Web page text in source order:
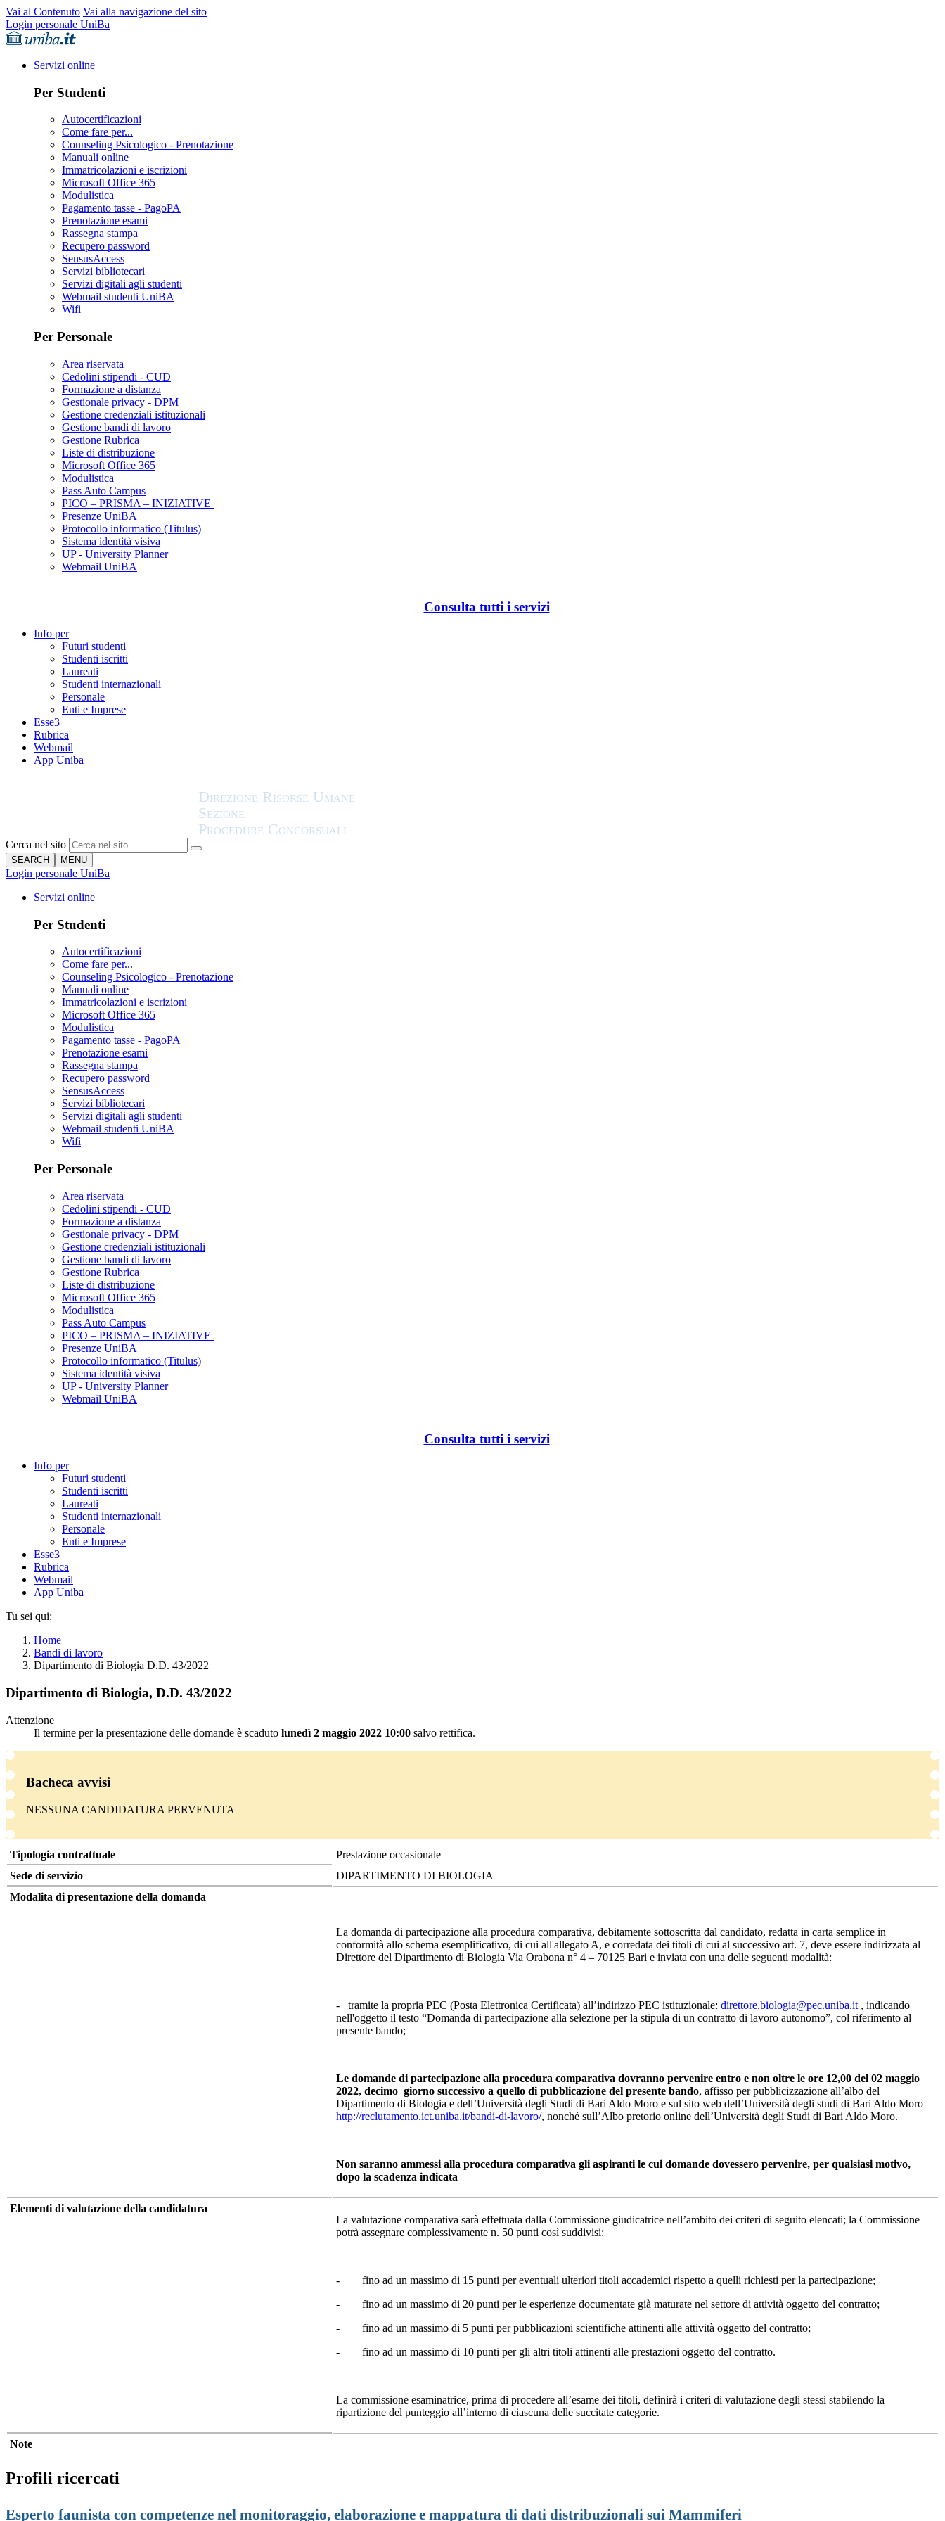
Vai al Contenuto Vai alla navigazione del sito
Login personale UniBa
Servizi online
Per Studenti
Autocertificazioni
Come fare per...
Counseling Psicologico - Prenotazione
Manuali online
Immatricolazioni e iscrizioni
Microsoft Office 365
Modulistica
Pagamento tasse - PagoPA
Prenotazione esami
Rassegna stampa
Recupero password
SensusAccess
Servizi bibliotecari
Servizi digitali agli studenti
Webmail studenti UniBA
Wifi
Per Personale
Area riservata
Cedolini stipendi - CUD
Formazione a distanza
Gestionale privacy - DPM
Gestione credenziali istituzionali
Gestione bandi di lavoro
Gestione Rubrica
Liste di distribuzione
Microsoft Office 365
Modulistica
Pass Auto Campus
PICO – PRISMA – INIZIATIVE
Presenze UniBA
Protocollo informatico (Titulus)
Sistema identità visiva
UP - University Planner
Webmail UniBA
Consulta tutti i servizi
Info per
Futuri studenti
Studenti iscritti
Laureati
Studenti internazionali
Personale
Enti e Imprese
Esse3
Rubrica
Webmail
App Uniba
Cerca nel sito
SEARCH MENU
Login personale UniBa
Servizi online
Per Studenti
Autocertificazioni
Come fare per...
Counseling Psicologico - Prenotazione
Manuali online
Immatricolazioni e iscrizioni
Microsoft Office 365
Modulistica
Pagamento tasse - PagoPA
Prenotazione esami
Rassegna stampa
Recupero password
SensusAccess
Servizi bibliotecari
Servizi digitali agli studenti
Webmail studenti UniBA
Wifi
Per Personale
Area riservata
Cedolini stipendi - CUD
Formazione a distanza
Gestionale privacy - DPM
Gestione credenziali istituzionali
Gestione bandi di lavoro
Gestione Rubrica
Liste di distribuzione
Microsoft Office 365
Modulistica
Pass Auto Campus
PICO – PRISMA – INIZIATIVE
Presenze UniBA
Protocollo informatico (Titulus)
Sistema identità visiva
UP - University Planner
Webmail UniBA
Consulta tutti i servizi
Info per
Futuri studenti
Studenti iscritti
Laureati
Studenti internazionali
Personale
Enti e Imprese
Esse3
Rubrica
Webmail
App Uniba
Tu sei qui:
Home
Bandi di lavoro
Dipartimento di Biologia D.D. 43/2022
Dipartimento di Biologia, D.D. 43/2022
Attenzione
Il termine per la presentazione delle domande è scaduto lunedì 2 maggio 2022 10:00 salvo rettifica.
Bacheca avvisi
NESSUNA CANDIDATURA PERVENUTA
Tipologia contrattuale
Prestazione occasionale
Sede di servizio
DIPARTIMENTO DI BIOLOGIA
Modalita di presentazione della domanda
La domanda di partecipazione alla procedura comparativa, debitamente sottoscritta dal candidato, redatta in carta semplice in
conformità allo schema esemplificativo, di cui all'allegato A, e corredata dei titoli di cui al successivo art. 7, deve essere indirizzata al
Direttore del Dipartimento di Biologia Via Orabona n° 4 – 70125 Bari e inviata con una delle seguenti modalità:
- tramite la propria PEC (Posta Elettronica Certificata) all’indirizzo PEC istituzionale: direttore.biologia@pec.uniba.it , indicando
nell'oggetto il testo “Domanda di partecipazione alla selezione per la stipula di un contratto di lavoro autonomo”, col riferimento al
presente bando;
Le domande di partecipazione alla procedura comparativa dovranno pervenire entro e non oltre le ore 12,00 del 02 maggio
2022, decimo giorno successivo a quello di pubblicazione del presente bando, affisso per pubblicizzazione all’albo del
Dipartimento di Biologia e dell’Università degli Studi di Bari Aldo Moro e sul sito web dell’Università degli studi di Bari Aldo Moro
http://reclutamento.ict.uniba.it/bandi-di-lavoro/, nonché sull’Albo pretorio online dell’Università degli Studi di Bari Aldo Moro.
Non saranno ammessi alla procedura comparativa gli aspiranti le cui domande dovessero pervenire, per qualsiasi motivo,
dopo la scadenza indicata
Elementi di valutazione della candidatura
La valutazione comparativa sarà effettuata dalla Commissione giudicatrice nell’ambito dei criteri di seguito elencati; la Commissione
potrà assegnare complessivamente n. 50 punti così suddivisi:
- fino ad un massimo di 15 punti per eventuali ulteriori titoli accademici rispetto a quelli richiesti per la partecipazione;
- fino ad un massimo di 20 punti per le esperienze documentate già maturate nel settore di attività oggetto del contratto;
- fino ad un massimo di 5 punti per pubblicazioni scientifiche attinenti alle attività oggetto del contratto;
- fino ad un massimo di 10 punti per gli altri titoli attinenti alle prestazioni oggetto del contratto.
La commissione esaminatrice, prima di procedere all’esame dei titoli, definirà i criteri di valutazione degli stessi stabilendo la
ripartizione del punteggio all’interno di ciascuna delle succitate categorie.
Note
Profili ricercati
Esperto faunista con competenze nel monitoraggio, elaborazione e mappatura di dati distribuzionali sui Mammiferi